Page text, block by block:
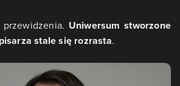
Uniwersum stworzone
stale się rozrasta.